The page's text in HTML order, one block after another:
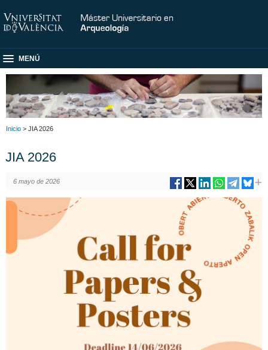
MENÚ
Inicio > JIA 2026
JIA 2026
6 mayo de 2026